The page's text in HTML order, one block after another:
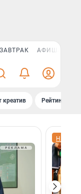
АФИША PLUS
креатив Рейтинги